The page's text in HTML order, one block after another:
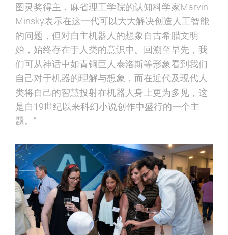
图灵奖得主，麻省理工学院的认知科学家Marvin
Minsky表示在这一代可以大大解决创造人工智能
的问题，但对自主机器人的想象自古希腊文明
始，始终存在于人类的意识中。回溯至早先，我
们可从神话中如青铜巨人泰洛斯等形象看到我们
自己对于机器的理解与想象，而在近代及现代人
类将自己的智慧投射在机器人身上更为多见，这
是自19世纪以来科幻小说创作中盛行的一个主
题。”